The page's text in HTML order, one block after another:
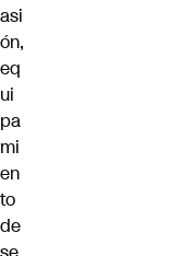
asi
ón,
eq
ui
pa
mi
en
to
de